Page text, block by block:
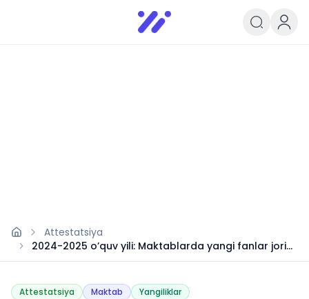
Infoedu
Ta&#039;lim xabarlari va
Attestatsiya
2024-2025 o’quv yili: Maktablarda yangi fanlar joriy
etiladi
Attestatsiya Maktab Yangiliklar